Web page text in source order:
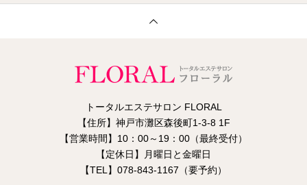
トータルエステサロン FLORAL
【住所】神戸市灘区森後町1-3-8 1F
【営業時間】10：00～19：00（最終受付）
【定休日】月曜日と金曜日
【TEL】078-843-1167（要予約）